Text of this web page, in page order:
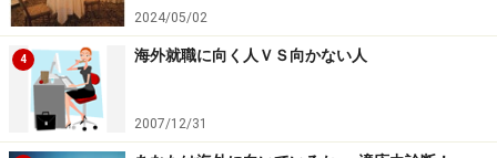
【関連リンク集】
All About[ビジネス英語]
「海外で働く」の中でも人気職種をコレクション！
■-INDEX- 憧れの仕事セレクション
2024/05/02
4 海外就職に向く人ＶＳ向かない人
2007/12/31